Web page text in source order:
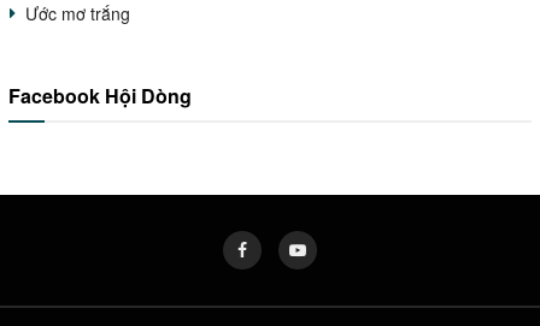
Ước mơ trắng
Facebook Hội Dòng